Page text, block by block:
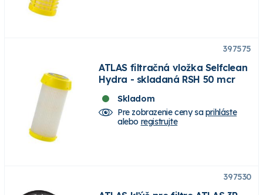
397575
ATLAS filtračná vložka Selfclean
Hydra - skladaná RSH 50 mcr
Skladom
Pre zobrazenie ceny saprihláste
alebo registrujte
397530